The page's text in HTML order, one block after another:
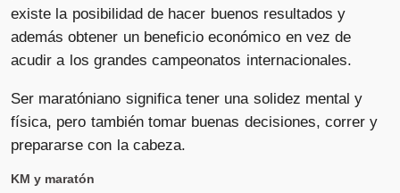
existe la posibilidad de hacer buenos resultados y
además obtener un beneficio económico en vez de
acudir a los grandes campeonatos internacionales.
Ser maratóniano significa tener una solidez mental y
física, pero también tomar buenas decisiones, correr y
prepararse con la cabeza.
KM y maratón